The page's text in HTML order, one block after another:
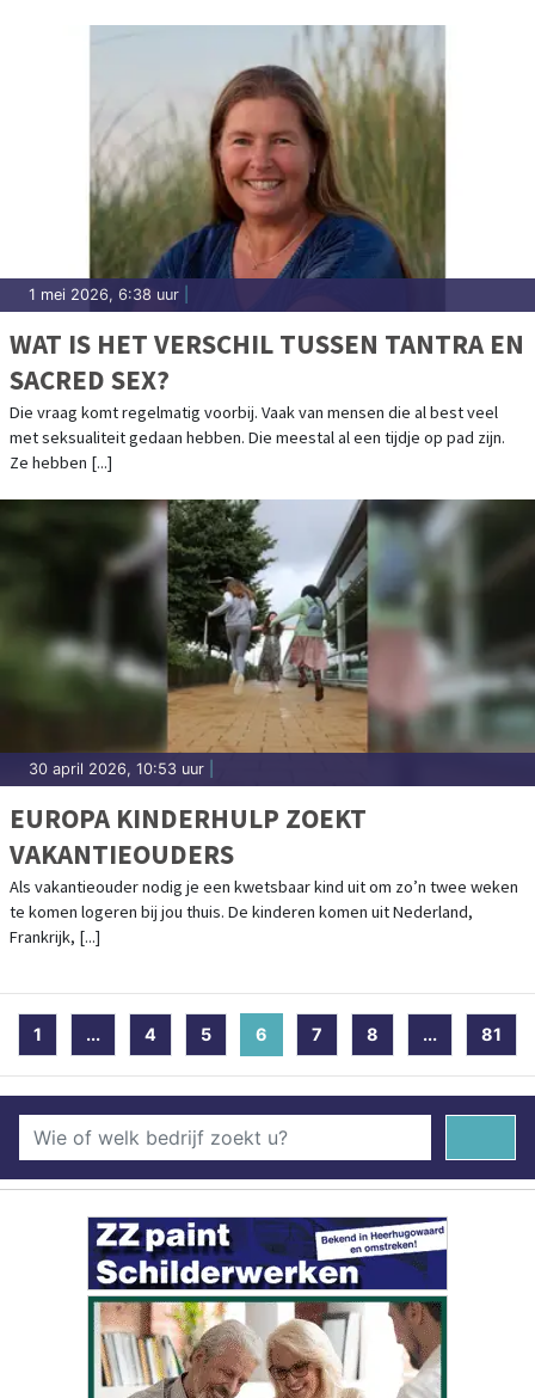
1 mei 2026, 6:38 uur
WAT IS HET VERSCHIL TUSSEN TANTRA EN
SACRED SEX?
Die vraag komt regelmatig voorbij. Vaak van mensen die al best veel
met seksualiteit gedaan hebben. Die meestal al een tijdje op pad zijn.
Ze hebben [...]
30 april 2026, 10:53 uur
EUROPA KINDERHULP ZOEKT
VAKANTIEOUDERS
Als vakantieouder nodig je een kwetsbaar kind uit om zo’n twee weken
te komen logeren bij jou thuis. De kinderen komen uit Nederland,
Frankrijk, [...]
1 ... 4 5 6 (current)
7 8 ... 81